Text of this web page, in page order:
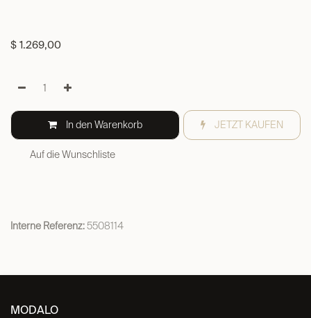
$ 1.269,00
In den Warenkorb JETZT KAUFEN
Auf die Wunschliste
Interne Referenz:5508114
MODALO